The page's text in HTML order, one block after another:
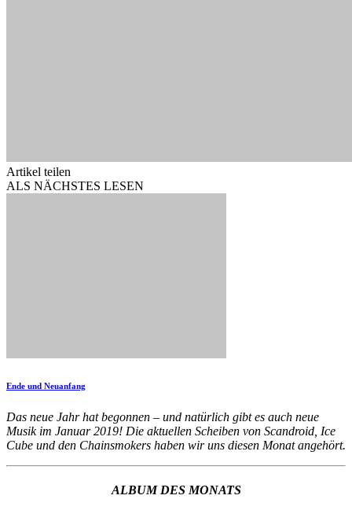
Artikel teilen
ALS NÄCHSTES LESEN
Ende und Neuanfang
Das neue Jahr hat begonnen – und natürlich gibt es auch neue
Musik im Januar 2019! Die aktuellen Scheiben von Scandroid, Ice
Cube und den Chainsmokers haben wir uns diesen Monat angehört.
ALBUM DES MONATS